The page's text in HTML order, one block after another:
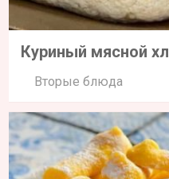
Куриный мясной
Вторые блюда